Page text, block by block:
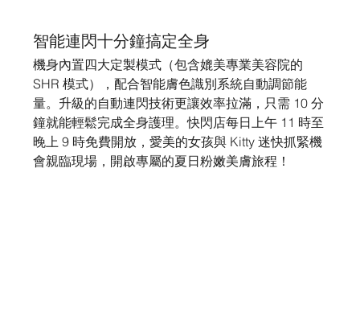
智能連閃十分鐘搞定全身
機身內置四大定製模式（包含媲美專業美容院的
SHR 模式），配合智能膚色識別系統自動調節能
量。升級的自動連閃技術更讓效率拉滿，只需 10 分
鐘就能輕鬆完成全身護理。快閃店每日上午 11 時至
晚上 9 時免費開放，愛美的女孩與 Kitty 迷快抓緊機
會親臨現場，開啟專屬的夏日粉嫩美膚旅程！